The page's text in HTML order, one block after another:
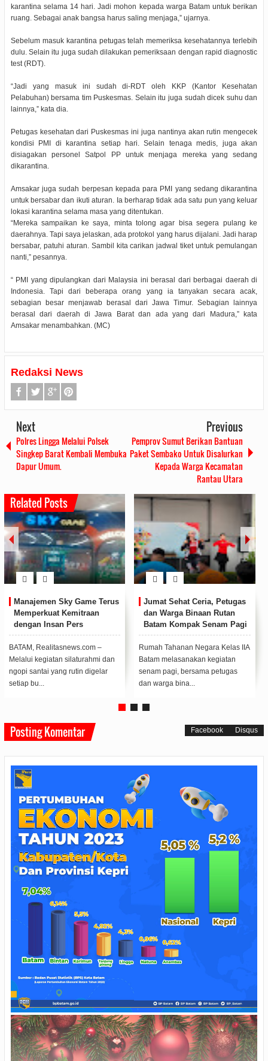
karantina selama 14 hari. Jadi mohon kepada warga Batam untuk berikan
ruang. Sebagai anak bangsa harus saling menjaga,” ujarnya.
Sebelum masuk karantina petugas telah memeriksa kesehatannya terlebih
dulu. Selain itu juga sudah dilakukan pemeriksaan dengan rapid diagnostic
test (RDT).
“Jadi yang masuk ini sudah di-RDT oleh KKP (Kantor Kesehatan
Pelabuhan) bersama tim Puskesmas. Selain itu juga sudah dicek suhu dan
lainnya,” kata dia.
Petugas kesehatan dari Puskesmas ini juga nantinya akan rutin mengecek
kondisi PMI di karantina setiap hari. Selain tenaga medis, juga akan
disiagakan personel Satpol PP untuk menjaga mereka yang sedang
dikarantina.
Amsakar juga sudah berpesan kepada para PMI yang sedang dikarantina
untuk bersabar dan ikuti aturan. Ia berharap tidak ada satu pun yang keluar
lokasi karantina selama masa yang ditentukan.
“Mereka sampaikan ke saya, minta tolong agar bisa segera pulang ke
daerahnya. Tapi saya jelaskan, ada protokol yang harus dijalani. Jadi harap
bersabar, patuhi aturan. Sambil kita carikan jadwal tiket untuk pemulangan
nanti,” pesannya.
“ PMI yang dipulangkan dari Malaysia ini berasal dari berbagai daerah di
Indonesia. Tapi dari beberapa orang yang ia tanyakan secara acak,
sebagian besar menjawab berasal dari Jawa Timur. Sebagian lainnya
berasal dari daerah di Jawa Barat dan ada yang dari Madura,” kata
Amsakar menambahkan. (MC)
Redaksi News
Next
Polres Lingga Melalui Polsek
Singkep Barat Kembali Membuka
Dapur Umum.
Previous
Pemprov Sumut Berikan Bantuan
Paket Sembako Untuk Disalurkan
Kepada Warga Kecamatan
Rantau Utara
Related Posts
Jumat Sehat Ceria, Petugas
dan Warga Binaan Rutan
Batam Kompak Senam Pagi
Rumah Tahanan Negara Kelas IIA
Batam melasanakan kegiatan
senam pagi, bersama petugas
dan warga bina...
BP Batam Sambut Baik
Ekspansi Firmus
Technologies, Perkuat
Posisi Batam sebagai Hub
Infrastruktur AI Regional
Wakil Kepala BP Batam, Li
Claudia Chandra, (F/Ist)BATAM,
Realitasnews.com - Badan
Pengusahaan (BP) B...
Posting Komentar Facebook Disqus